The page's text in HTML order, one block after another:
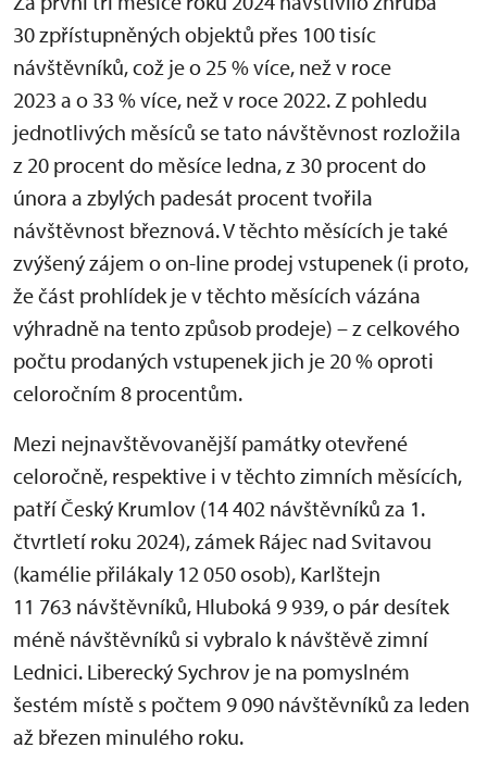
30 zpřístupněných objektů přes 100 tisíc
návštěvníků, což je o 25 % více, než v roce
2023 a o 33 % více, než v roce 2022. Z pohledu
jednotlivých měsíců se tato návštěvnost rozložila
z 20 procent do měsíce ledna, z 30 procent do
února a zbylých padesát procent tvořila
návštěvnost březnová. V těchto měsících je také
zvýšený zájem o on-line prodej vstupenek (i proto,
že část prohlídek je v těchto měsících vázána
výhradně na tento způsob prodeje) – z celkového
počtu prodaných vstupenek jich je 20 % oproti
celoročním 8 procentům.
Mezi nejnavštěvovanější památky otevřené
celoročně, respektive i v těchto zimních měsících,
patří Český Krumlov (14 402 návštěvníků za 1.
čtvrtletí roku 2024), zámek Rájec nad Svitavou
(kamélie přilákaly 12 050 osob), Karlštejn
11 763 návštěvníků, Hluboká 9 939, o pár desítek
méně návštěvníků si vybralo k návštěvě zimní
Lednici. Liberecký Sychrov je na pomyslném
šestém místě s počtem 9 090 návštěvníků za leden
až březen minulého roku.